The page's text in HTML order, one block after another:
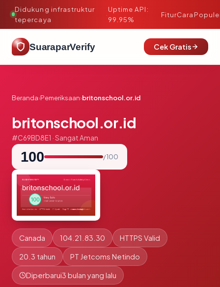
Didukung infrastruktur
tepercaya
·
Uptime API:
99.95%
FiturCara
SuaraparVerify Cek Gratis
Beranda›Pemeriksaan›britonschool.or.id
britonschool.or.id
#C69BD8E1 · Sangat Aman
100 / 100
Canada 104.21.83.30 HTTPS Valid
20.3 tahun PT Jetcoms Netindo
Diperbarui3 bulan yang lalu